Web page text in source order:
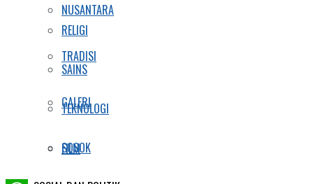
RELIGI
SAINS
TEKNOLOGI
SOSOK
NUSANTARA
TRADISI
GALERI
FILM